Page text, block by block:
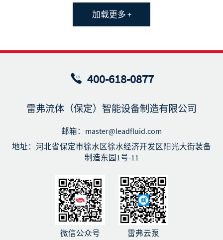
加载更多 +
400-618-0877
雷弗流体（保定）智能设备制造有限公司
邮箱：master@leadfluid.com
地址：河北省保定市徐水区徐水经济开发区阳光大街装备
制造东园1号-11
微信公众号 雷弗云泵